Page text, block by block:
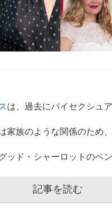
は、過去にバイセクシュ
家族のような関係のため
ッド・シャーロットのベ
記事を読む